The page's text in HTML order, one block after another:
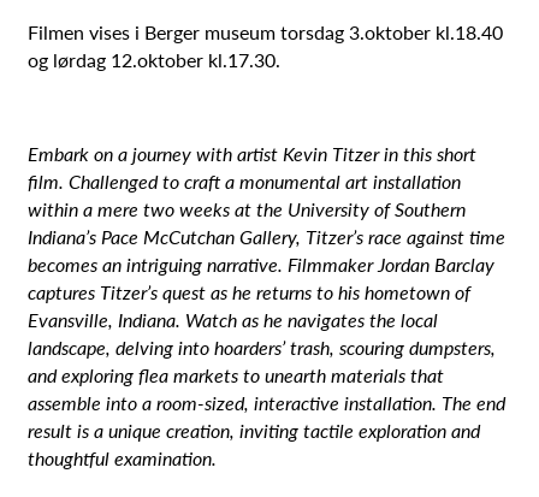
Filmen vises i Berger museum torsdag 3.oktober kl.18.40
og lørdag 12.oktober kl.17.30.
Embark on a journey with artist Kevin Titzer in this short
film. Challenged to craft a monumental art installation
within a mere two weeks at the University of Southern
Indiana’s Pace McCutchan Gallery, Titzer’s race against time
becomes an intriguing narrative. Filmmaker Jordan Barclay
captures Titzer’s quest as he returns to his hometown of
Evansville, Indiana. Watch as he navigates the local
landscape, delving into hoarders’ trash, scouring dumpsters,
and exploring flea markets to unearth materials that
assemble into a room-sized, interactive installation. The end
result is a unique creation, inviting tactile exploration and
thoughtful examination.